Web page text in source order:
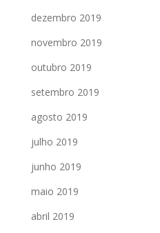
dezembro 2019
novembro 2019
outubro 2019
setembro 2019
agosto 2019
julho 2019
junho 2019
maio 2019
abril 2019